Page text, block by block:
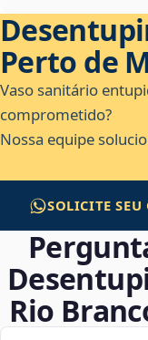
Perto de
Vaso sanitário
comprometido?
Nossa equipe
SOLICITE SEU
Rio